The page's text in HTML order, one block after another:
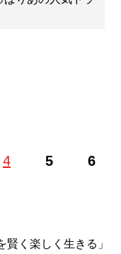
4 5 6
て「プロレストーキン
く楽しく生きる」